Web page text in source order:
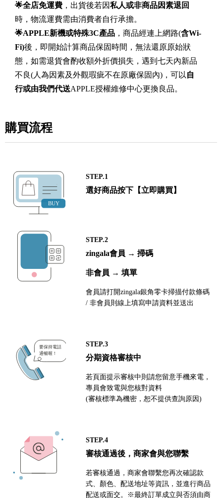
🌟全店免運費 ，出貨後若因私人或非商品因素退回
時，物流運費需由消費者自行承擔。
🌟APPLE新機或特殊3C產品 ，商品經連上網路(含Wi-
Fi)後，即開始計算商品保固時間，無法還原原始狀
態，如需退貨會酌收額外折價損失，遇到七天內新品
不良(人為因素及外觀瑕疵不在原廠保固內)，可以 自
行或由我們代送APPLE授權維修中心更換良品。
購買流程
STEP.1
選好商品按下【立即購買】
STEP.2
zingala會員 → 掃碼
非會員 → 填單
會員請打開zingala銀角零卡掃描付款條碼
/ 非會員則線上填寫申請資料並送出
STEP.3
分期資格審核中
若頁面提示審核中則請您留意手機來電，
專員會致電與您核對資料
(審核標準為機密，恕不提供查詢原因)
STEP.4
審核通過後，商家會與您聯繫
若審核通過，商家會聯繫您再次確認款
式、顏色、配送地址等資訊，並進行商品
配送或面交。※最終訂單成立與否須由商